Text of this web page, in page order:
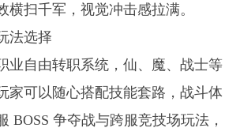
横扫千军，视觉冲击感拉满。
法选择
业自由转职系统，仙、魔、战士等
家可以随心搭配技能套路，战斗体
BOSS 争夺战与跨服竞技场玩法，